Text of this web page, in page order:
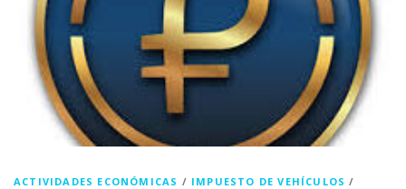
ACTIVIDADES ECONÓMICAS / IMPUESTO DE VEHÍCULOS /